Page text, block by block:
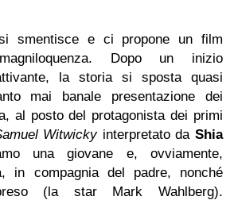
smentisce e ci propone un film
magniloquenza. Dopo un inizio
la storia si sposta quasi
mai banale presentazione dei
al posto del protagonista dei primi
Witwickyinterpretato da Shia
una giovane e, ovviamente,
in compagnia del padre, nonché
(la star Mark Wahlberg).